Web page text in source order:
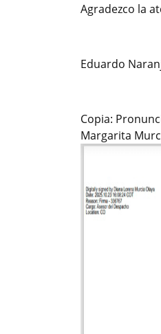
Agradezco la
Eduardo
Copia:
Margarita